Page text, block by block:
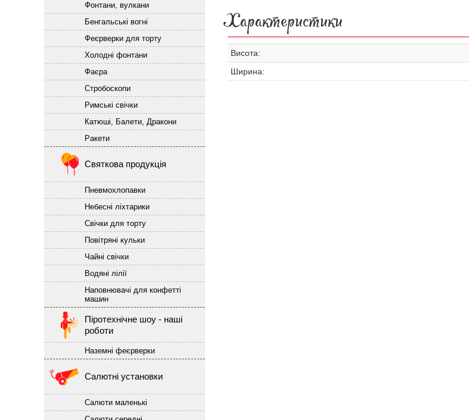
Фонтани, вулкани
Бенгальські вогні
Феєрверки для торту
Холодні фонтани
Фаєра
Стробоскопи
Римські свічки
Катюші, Балети, Дракони
Ракети
Святкова продукція
Пневмохлопавки
Небесні ліхтарики
Свічки для торту
Повітряні кульки
Чайні свічки
Водяні лілії
Наповнювачі для конфетті
машин
Піротехнічне шоу - наші
роботи
Наземні феєрверки
Салютні установки
Салюти маленькі
Характеристики
Висота:
Ширина: